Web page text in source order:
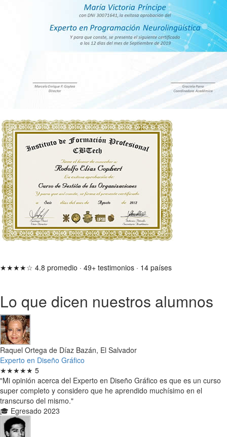
★★★★☆ 4.8 promedio · 49+ testimonios · 14 países
Lo que dicen nuestros alumnos
Raquel Ortega de Díaz Bazán, El Salvador
Experto en Diseño Gráfico
★★★★★ 5
"Mi opinión acerca del Experto en Diseño Gráfico es que es un curso
super completo y considero que he aprendido muchísimo en el
transcurso del mismo."
🎓 Egresado 2023